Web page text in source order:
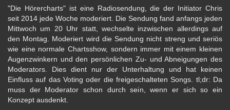
"Die Hörercharts" ist eine Radiosendung, die der Initiator Chris
seit 2014 jede Woche moderiert. Die Sendung fand anfangs jeden
Mittwoch um 20 Uhr statt, wechselte inzwischen allerdings auf
den Montag. Moderiert wird die Sendung nicht streng und seriös
wie eine normale Chartsshow, sondern immer mit einem kleinen
Augenzwinkern und den persönlichen Zu- und Abneigungen des
Moderators. Dies dient nur der Unterhaltung und hat keinen
Einfluss auf das Voting oder die freigeschalteten Songs. tl;dr: Da
muss der Moderator schon durch sein, wenn er sich so ein
Konzept ausdenkt.